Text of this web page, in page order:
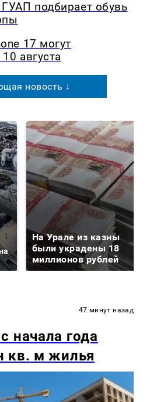
подбирает обувь
17 могут
августа
новость ↓
На Урале из казны
были украдены 18
миллионов рублей
47 минут назад
начала года
кв. м жилья